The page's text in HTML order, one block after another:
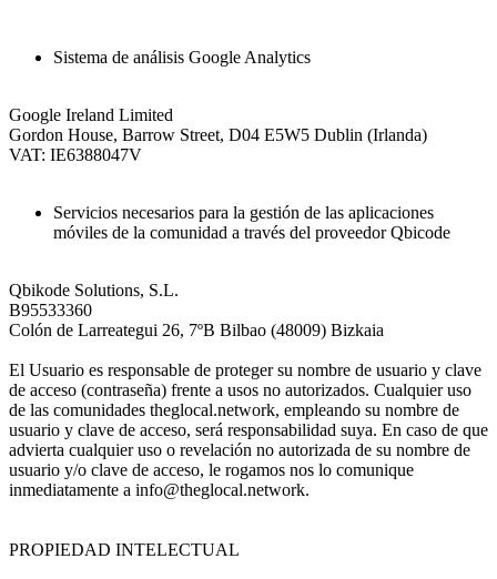
Sistema de análisis Google Analytics
Google Ireland Limited
Gordon House, Barrow Street, D04 E5W5 Dublin (Irlanda)
VAT: IE6388047V
Servicios necesarios para la gestión de las aplicaciones
móviles de la comunidad a través del proveedor Qbicode
Qbikode Solutions, S.L.
B95533360
Colón de Larreategui 26, 7ºB Bilbao (48009) Bizkaia
El Usuario es responsable de proteger su nombre de usuario y clave
de acceso (contraseña) frente a usos no autorizados. Cualquier uso
de las comunidades theglocal.network, empleando su nombre de
usuario y clave de acceso, será responsabilidad suya. En caso de que
advierta cualquier uso o revelación no autorizada de su nombre de
usuario y/o clave de acceso, le rogamos nos lo comunique
inmediatamente a info@theglocal.network.
PROPIEDAD INTELECTUAL